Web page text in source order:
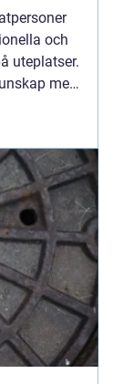
och
uteplatser.
med